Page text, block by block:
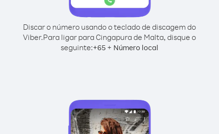
Discar o número usando o teclado de discagem do
Viber.Para ligar para Cingapura de Malta, disque o
seguinte:+65 + Número local